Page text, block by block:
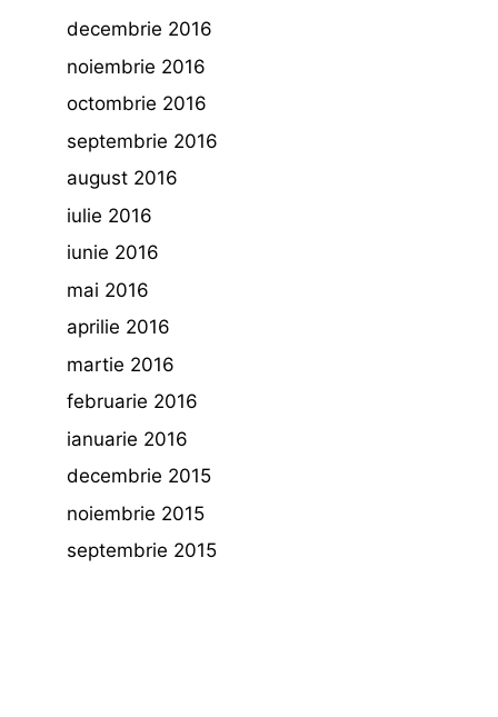
decembrie 2016
noiembrie 2016
octombrie 2016
septembrie 2016
august 2016
iulie 2016
iunie 2016
mai 2016
aprilie 2016
martie 2016
februarie 2016
ianuarie 2016
decembrie 2015
noiembrie 2015
septembrie 2015